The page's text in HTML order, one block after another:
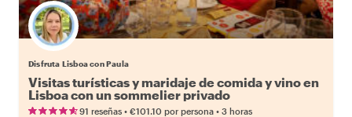
Disfruta Lisboa con Paula
Visitas turísticas y maridaje de comida y vino en
Lisboa con un sommelier privado
91 reseñas • €101.10 por persona • 3 horas